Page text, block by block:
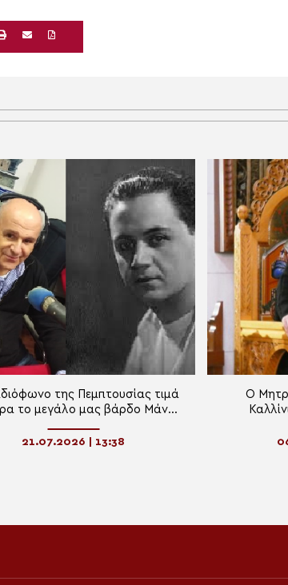
της Πεμπτουσίας τιμά
το μεγάλο μας βάρδο Μάνο
21.07.2026 | 13:38
Ο